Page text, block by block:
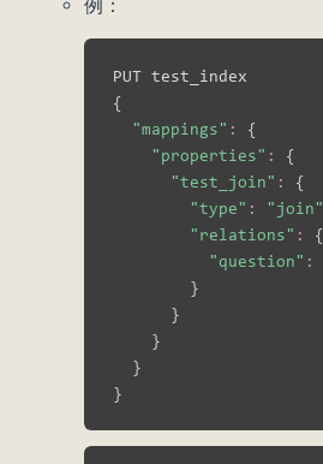
例：
{
"mappings" :
{
"properties" :
{
"test_join" :
{
"type" : "join"
"relations" :
{
"question" :
}
}
}
}
}